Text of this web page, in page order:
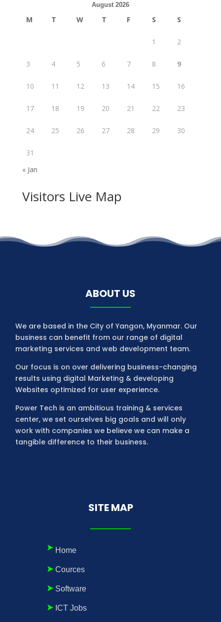
August 2026
M T W T F S S
1 2
3 4 5 6 7 8 9
10 11 12 13 14 15 16
17 18 19 20 21 22 23
24 25 26 27 28 29 30
31
« Jan
Visitors Live Map
ABOUT US
We are based in the City of Yangon, Myanmar. Our
business can benefit from our range of digital
marketing services and web development team.
Our focus is on over delivering business-changing
results using digital Marketing & developing
Websites optimized for user experience.
Power Tech is an ambitious training & services
center, we set ourselves big goals and will only
work with companies we believe we can make a
tangible difference to their business.
SITE MAP
Home
Cources
Software
ICT Jobs